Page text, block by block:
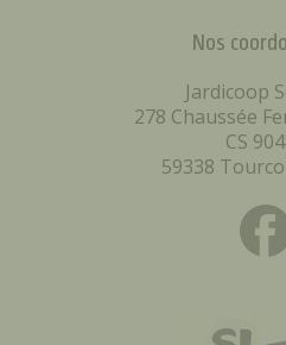
Nos
Jardicoop
278 Chaussée
CS
59338